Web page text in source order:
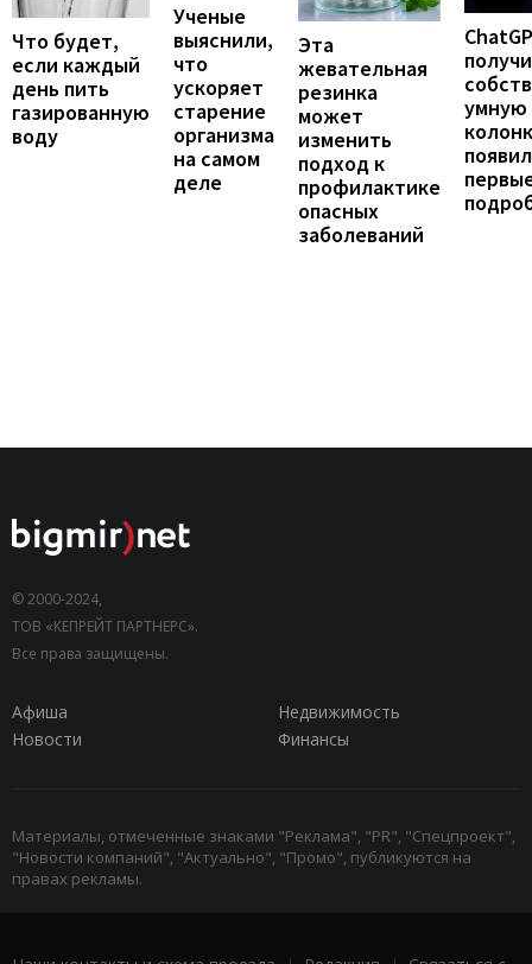
Что будет,
если каждый
день пить
газированную
воду
Ученые
выяснили,
что
ускоряет
старение
организма
на самом
деле
Эта
жевательная
резинка
может
изменить
подход к
профилактике
опасных
заболеваний
умную
© 2000-2024,
ТОВ «КЕПРЕЙТ ПАРТНЕРС».
Все права защищены.
Афиша
Недвижимость
Новости
Финансы
Материалы, отмеченные знаками "Реклама", "PR", "Спецпроект",
"Новости компаний", "Актуально", "Промо", публикуются на
правах рекламы.